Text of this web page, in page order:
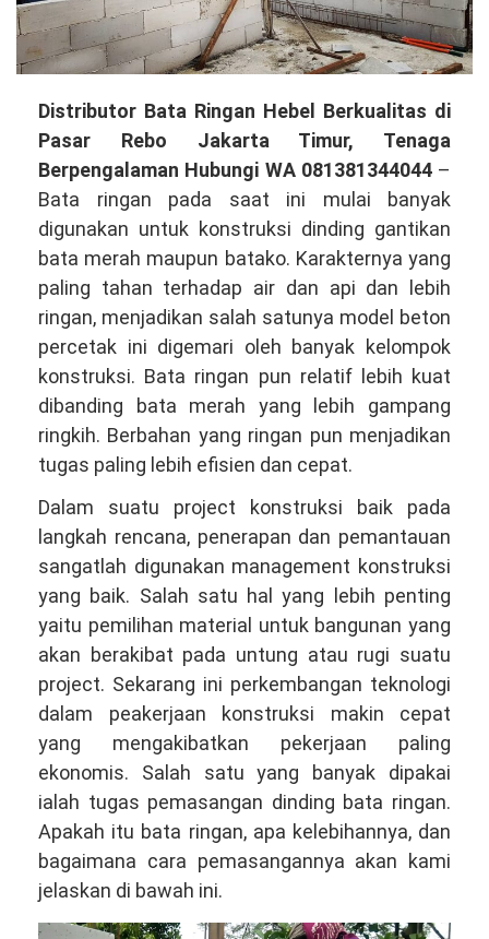
Distributor
Bata
Ringan
Hebel
Berkualitas
di
Pasar
Rebo
Jakarta
Timur,
Tenaga
Profesional
Hubungi
Distributor Bata Ringan Hebel Berkualitas di
Pasar Rebo Jakarta Timur, Tenaga
Berpengalaman Hubungi WA 081381344044–
Bata ringan pada saat ini mulai banyak
digunakan untuk konstruksi dinding gantikan
bata merah maupun batako. Karakternya yang
paling tahan terhadap air dan api dan lebih
ringan, menjadikan salah satunya model beton
percetak ini digemari oleh banyak kelompok
konstruksi. Bata ringan pun relatif lebih kuat
dibanding bata merah yang lebih gampang
ringkih. Berbahan yang ringan pun menjadikan
tugas paling lebih efisien dan cepat.
Dalam suatu project konstruksi baik pada
langkah rencana, penerapan dan pemantauan
sangatlah digunakan management konstruksi
yang baik. Salah satu hal yang lebih penting
yaitu pemilihan material untuk bangunan yang
akan berakibat pada untung atau rugi suatu
project. Sekarang ini perkembangan teknologi
dalam peakerjaan konstruksi makin cepat
yang mengakibatkan pekerjaan paling
ekonomis. Salah satu yang banyak dipakai
ialah tugas pemasangan dinding bata ringan.
Apakah itu bata ringan, apa kelebihannya, dan
bagaimana cara pemasangannya akan kami
jelaskan di bawah ini.